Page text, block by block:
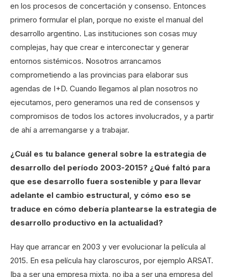
en los procesos de concertación y consenso. Entonces
primero formular el plan, porque no existe el manual del
desarrollo argentino. Las instituciones son cosas muy
complejas, hay que crear e interconectar y generar
entornos sistémicos. Nosotros arrancamos
comprometiendo a las provincias para elaborar sus
agendas de I+D. Cuando llegamos al plan nosotros no
ejecutamos, pero generamos una red de consensos y
compromisos de todos los actores involucrados, y a partir
de ahí a arremangarse y a trabajar.
¿Cuál es tu balance general sobre la estrategia de
desarrollo del período 2003-2015? ¿Qué faltó para
que ese desarrollo fuera sostenible y para llevar
adelante el cambio estructural, y cómo eso se
traduce en cómo debería plantearse la estrategia de
desarrollo productivo en la actualidad?
Hay que arrancar en 2003 y ver evolucionar la película al
2015. En esa película hay claroscuros, por ejemplo ARSAT.
Iba a ser una empresa mixta, no iba a ser una empresa del